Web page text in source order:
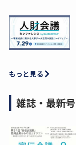
もっと見る
雑誌・最新号